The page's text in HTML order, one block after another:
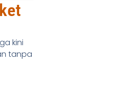
kini
tanpa